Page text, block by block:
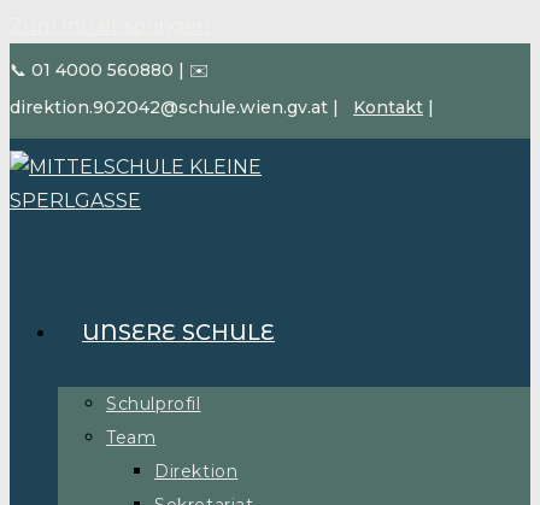
📞 01 4000 560880 | ✉️
direktion.902042@schule.wien.gv.at | Kontakt |
UNSERE SCHULE
Schulprofil
Team
Direktion